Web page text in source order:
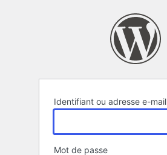
Identifiant ou adresse e-mail
Mot de passe